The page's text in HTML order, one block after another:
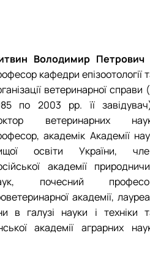
Володимир Петрович
кафедри епізоотології
ветеринарної справи
по 2003 рр. її
ветеринарних
академік Академії
освіти України,
академії
почесний
академії,
в галузі науки і техніки
академії аграрних